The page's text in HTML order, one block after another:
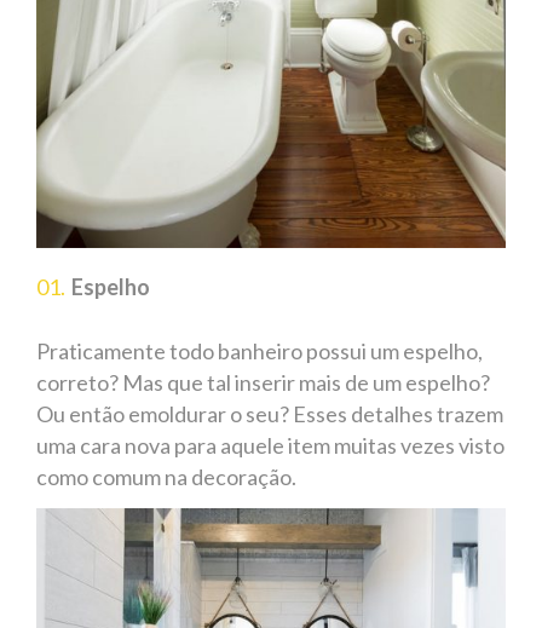
Espelho
Praticamente todo banheiro possui um espelho,
correto? Mas que tal inserir mais de um espelho?
Ou então emoldurar o seu? Esses detalhes trazem
uma cara nova para aquele item muitas vezes visto
como comum na decoração.